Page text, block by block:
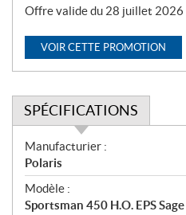
Offre valide du 28 juillet 2026
VOIR CETTE PROMOTION
SPÉCIFICATIONS
S
p
é
c
Manufacturier :
Polaris
Modèle :
Sportsman 450 H.O. EPS